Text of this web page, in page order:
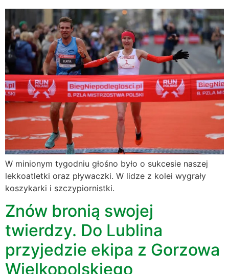
W minionym tygodniu głośno było o sukcesie naszej
lekkoatletki oraz pływaczki. W lidze z kolei wygrały
koszykarki i szczypiornistki.
Znów bronią swojej
twierdzy. Do Lublina
przyjedzie ekipa z Gorzowa
Wielkopolskiego